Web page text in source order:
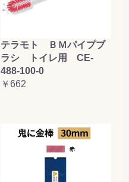
テラモト ＢＭパイプブ
ラシ トイレ用 CE-
488-100-0
￥662